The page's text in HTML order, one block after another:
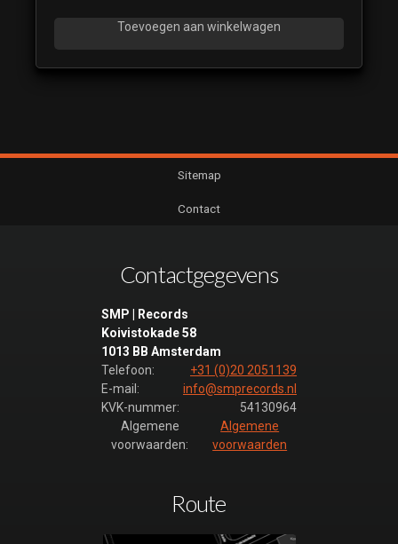
Toevoegen aan winkelwagen
Sitemap
Contact
Contactgegevens
SMP | Records
Koivistokade 58
1013 BB Amsterdam
Telefoon:
+31 (0)20 2051139
E-mail:
info@smprecords.nl
KVK-nummer:
54130964
Algemene
voorwaarden:
Algemene
voorwaarden
Route